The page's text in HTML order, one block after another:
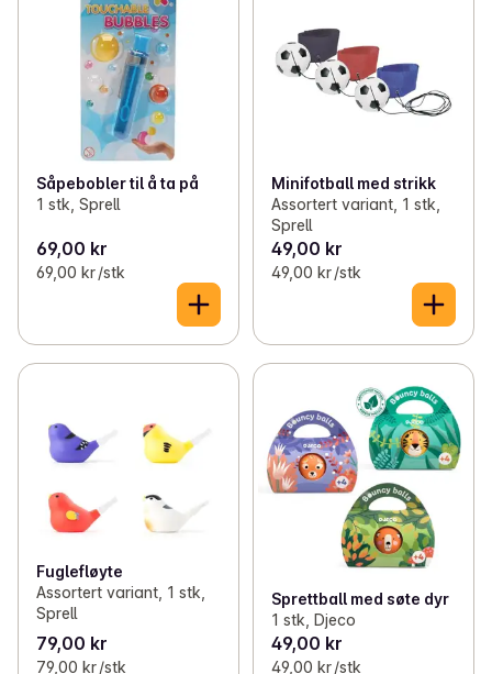
Såpebobler til å ta på
1 stk, Sprell
69,00 kr
69,00 kr /stk
Minifotball med strikk
Assortert variant, 1 stk,
Sprell
49,00 kr
49,00 kr /stk
Fuglefløyte
Assortert variant, 1 stk,
Sprell
79,00 kr
79,00 kr /stk
Sprettball med søte dyr
1 stk, Djeco
49,00 kr
49,00 kr /stk